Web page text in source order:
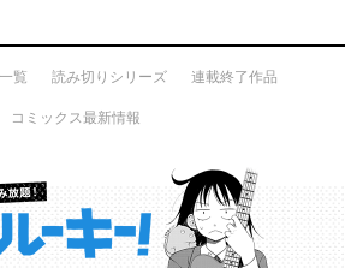
覧 読み切りシリーズ 連載終了作品
コミックス最新情報